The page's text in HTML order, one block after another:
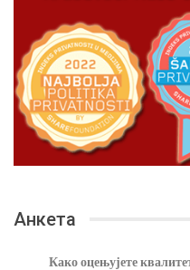
Анкета
Како оцењујете